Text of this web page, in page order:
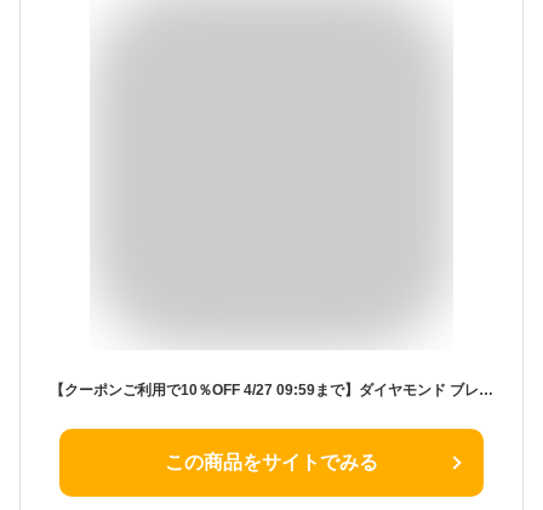
【クーポンご利用で10％OFF 4/27 09:59まで】ダイヤモンド ブレスレット K18WG ホワイトゴールド ブラックダイヤモンド1.00ct ブレスレット 送料無料
この商品をサイトでみる